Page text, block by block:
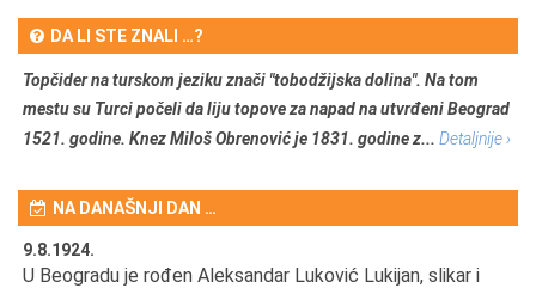
DA LI STE ZNALI …?
Topčider na turskom jeziku znači "tobodžijska dolina". Na tom
mestu su Turci počeli da liju topove za napad na utvrđeni Beograd
1521. godine. Knez Miloš Obrenović je 1831. godine z... Detaljnije ›
NA DANAŠNJI DAN …
9.8.1924.
U Beogradu je rođen Aleksandar Luković Lukijan, slikar i